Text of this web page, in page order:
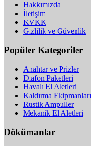
Hakkımızda
İletişim
KVKK
Gizlilik ve Güvenlik
Popüler Kategoriler
Anahtar ve Prizler
Diafon Paketleri
Havalı El Aletleri
Kaldırma Ekipmanları
Rustik Ampuller
Mekanik El Aletleri
Dökümanlar